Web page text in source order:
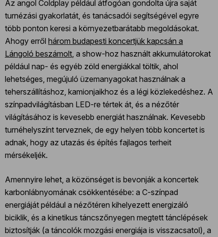
Az angol Coldplay például átfogóan gondolta újra saját
turnézási gyakorlatát, és tanácsadói segítségével egyre
több ponton keresi a környezetbarátabb megoldásokat.
Ahogy erről három budapesti koncertjük kapcsán a
Lángoló beszámolt , a show-hoz használt akkumulátorokat
például nap- és egyéb zöld energiákkal töltik, ahol
lehetséges, megújuló üzemanyagokat használnak a
teherszállításhoz, kamionjaikhoz és a légi közlekedéshez. A
színpadvilágításban LED-re tértek át, és a nézőtér
világításához is kevesebb energiát használnak. Kevesebb
turnéhelyszínt terveznek, de egy helyen több koncertet is
adnak, hogy az utazás és építés fajlagos terheit
mérsékeljék.
Amennyire lehet, a közönséget is bevonják a koncertek
karbonlábnyomának csökkentésébe: a C-színpad
energiáját például a nézőtéren kihelyezett energizáló
biciklik, és a kinetikus táncszőnyegen megtett tánclépések
biztosítják (a táncolók mozgási energiája is visszacsatol), a